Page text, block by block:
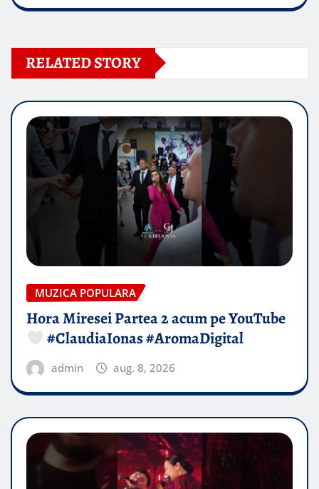
RELATED STORY
MUZICA POPULARA
Hora Miresei Partea 2 acum pe YouTube
#ClaudiaIonas #AromaDigital
admin aug. 8, 2026